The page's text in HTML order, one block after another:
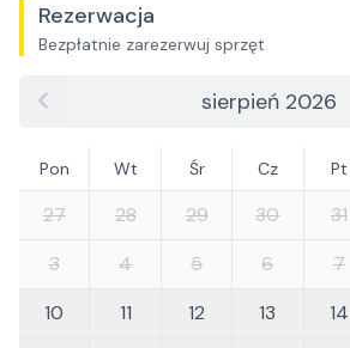
Rezerwacja
Bezpłatnie zarezerwuj sprzęt
sierpień 2026
Pon Wt Śr Cz Pt
27 28 29 30 31
3
4 5 6 7
10
11 12 13 14